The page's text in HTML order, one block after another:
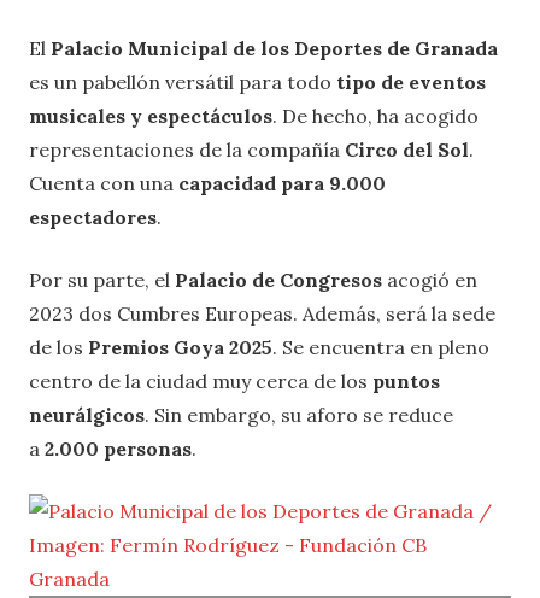
El Palacio Municipal de los Deportes de Granada
es un pabellón versátil para todo tipo de eventos
musicales y espectáculos. De hecho, ha acogido
representaciones de la compañía Circo del Sol.
Cuenta con una capacidad para 9.000
espectadores.
Por su parte, el Palacio de Congresos acogió en
2023 dos Cumbres Europeas. Además, será la sede
de los Premios Goya 2025. Se encuentra en pleno
centro de la ciudad muy cerca de los puntos
neurálgicos. Sin embargo, su aforo se reduce
a 2.000 personas.